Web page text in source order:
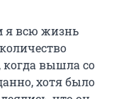
я всю жизнь
когда вышла со
хотя было